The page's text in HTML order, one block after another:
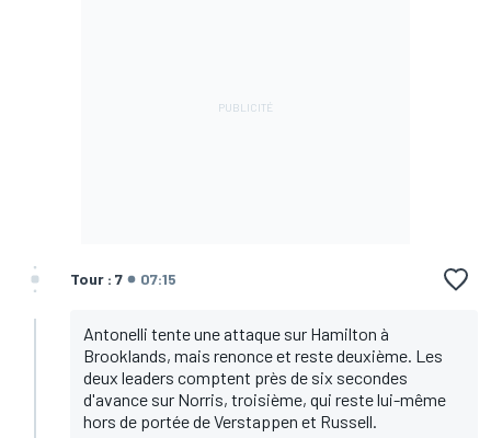
Tour : 7 07:15
Antonelli tente une attaque sur Hamilton à
Brooklands, mais renonce et reste deuxième. Les
deux leaders comptent près de six secondes
d'avance sur Norris, troisième, qui reste lui-même
hors de portée de Verstappen et Russell.